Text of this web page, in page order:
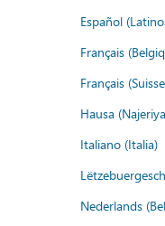
Español
Français
Français
Hausa
Italiano (Italia)
Nederlands